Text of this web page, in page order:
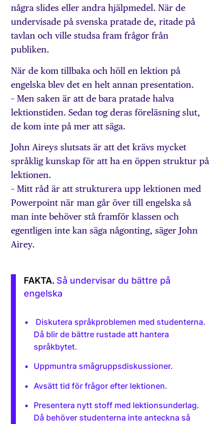
några slides eller andra hjälpmedel. När de
undervisade på svenska pratade de, ritade på
tavlan och ville studsa fram frågor från
publiken.
När de kom tillbaka och höll en lektion på
engelska blev det en helt annan presentation.
– Men saken är att de bara pratade halva
lektionstiden. Sedan tog deras föreläsning slut,
de kom inte på mer att säga.
John Aireys slutsats är att det krävs mycket
språklig kunskap för att ha en öppen struktur på
lektionen.
– Mitt råd är att strukturera upp lektionen med
Powerpoint när man går över till engelska så
man inte behöver stå framför klassen och
egentligen inte kan säga någonting, säger John
Airey.
Så undervisar du bättre på
engelska
Diskutera språkproblemen med studenterna.
Då blir de bättre rustade att hantera
språkbytet.
Uppmuntra smågrupps­diskussioner.
Avsätt tid för frågor efter lektionen.
Presentera nytt stoff med lektions­underlag.
Då behöver studenterna inte anteckna så